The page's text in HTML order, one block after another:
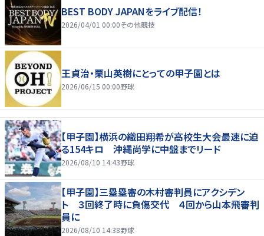
BEST BODY JAPANをライブ配信！
2026/04/01 00:00その他競技
王貞治・栗山英樹にとっての甲子園とは
2026/06/15 00:00野球
【甲子園】横浜の織田翔希が高校生大会最速に迫
る154キロ 沖縄尚学に中盤までリード
2026/08/10 14:43野球
【甲子園】三塁塁審の木村審判員にアクシデン
ト ３回終了時に負傷交代 ４回から山本飛審判
員に
2026/08/10 14:38野球